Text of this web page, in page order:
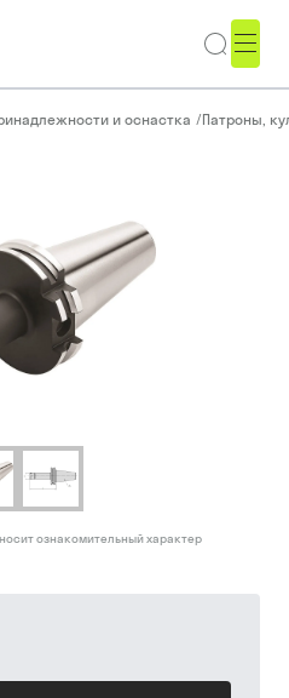
и оснастка /Патроны,
ознакомительный характер